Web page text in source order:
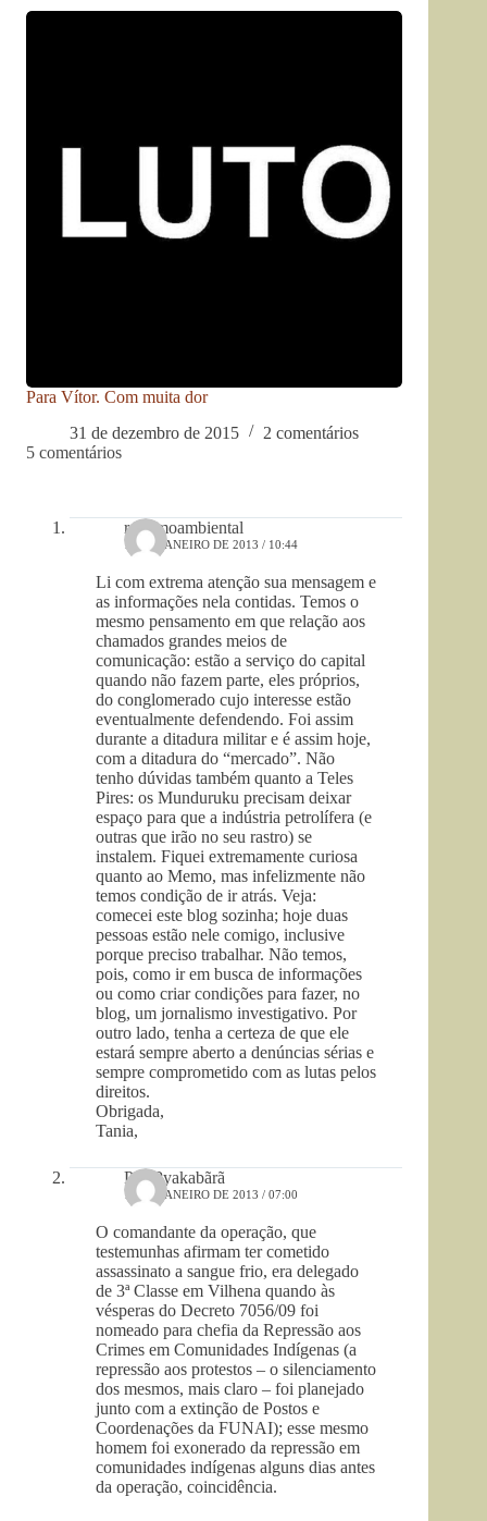
Para Vítor. Com muita dor
31 de dezembro de 2015
2 comentários
5 comentários
racismoambiental
11 DE JANEIRO DE 2013 / 10:44
Li com extrema atenção sua mensagem e
as informações nela contidas. Temos o
mesmo pensamento em que relação aos
chamados grandes meios de
comunicação: estão a serviço do capital
quando não fazem parte, eles próprios,
do conglomerado cujo interesse estão
eventualmente defendendo. Foi assim
durante a ditadura militar e é assim hoje,
com a ditadura do “mercado”. Não
tenho dúvidas também quanto a Teles
Pires: os Munduruku precisam deixar
espaço para que a indústria petrolífera (e
outras que irão no seu rastro) se
instalem. Fiquei extremamente curiosa
quanto ao Memo, mas infelizmente não
temos condição de ir atrás. Veja:
comecei este blog sozinha; hoje duas
pessoas estão nele comigo, inclusive
porque preciso trabalhar. Não temos,
pois, como ir em busca de informações
ou como criar condições para fazer, no
blog, um jornalismo investigativo. Por
outro lado, tenha a certeza de que ele
estará sempre aberto a denúncias sérias e
sempre comprometido com as lutas pelos
direitos.
Obrigada,
Tania,
Pró-Pyakabãrã
11 DE JANEIRO DE 2013 / 07:00
O comandante da operação, que
testemunhas afirmam ter cometido
assassinato a sangue frio, era delegado
de 3ª Classe em Vilhena quando às
vésperas do Decreto 7056/09 foi
nomeado para chefia da Repressão aos
Crimes em Comunidades Indígenas (a
repressão aos protestos – o silenciamento
dos mesmos, mais claro – foi planejado
junto com a extinção de Postos e
Coordenações da FUNAI); esse mesmo
homem foi exonerado da repressão em
comunidades indígenas alguns dias antes
da operação, coincidência.